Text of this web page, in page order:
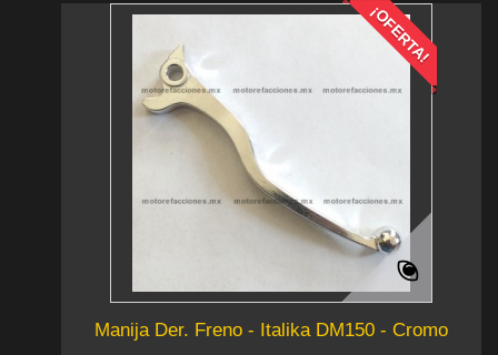
¡OFERTA!
Manija Der. Freno - Italika DM150 - Cromo